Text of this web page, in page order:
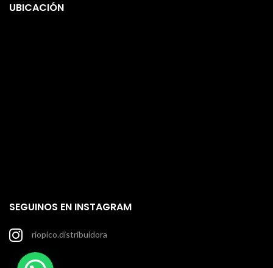
UBICACIÓN
SEGUINOS EN INSTAGRAM
riopico.distribuidora